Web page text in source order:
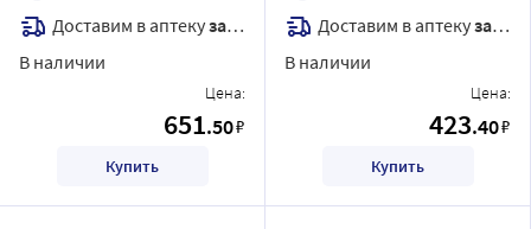
Доставим в аптекузавтра
В наличии
Цена:
651.50₽
Купить
Доставим в аптекузавтра
В наличии
Цена:
423.40₽
Купить